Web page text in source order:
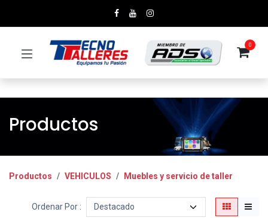
0
Productos
Productos VEHICULOS Muebles y servicio de taller
Ordenar Por :